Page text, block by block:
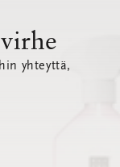
yhteyttä,